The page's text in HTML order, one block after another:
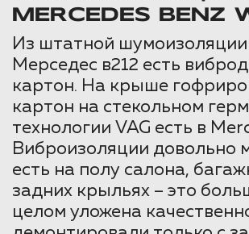
MERCEDES BENZ
Из штатной шумоизоляции
Мерседес в212 есть
картон. На крыше
картон на стекольном
технологии VAG есть в
Виброизоляции довольно
есть на полу салона,
задних крыльях – это
целом уложена